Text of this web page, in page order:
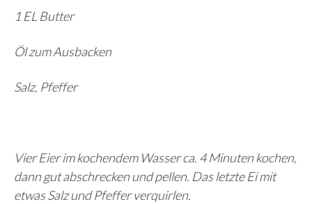
1 EL Butter
Öl zum Ausbacken
Salz, Pfeffer
Vier Eier im kochendem Wasser ca. 4 Minuten kochen,
dann gut abschrecken und pellen. Das letzte Ei mit
etwas Salz und Pfeffer verquirlen.